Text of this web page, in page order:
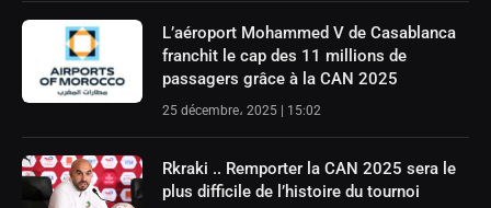
L’aéroport Mohammed V de Casablanca
franchit le cap des 11 millions de
passagers grâce à la CAN 2025
25 décembre، 2025 | 15:02
Rkraki .. Remporter la CAN 2025 sera le
plus difficile de l’histoire du tournoi